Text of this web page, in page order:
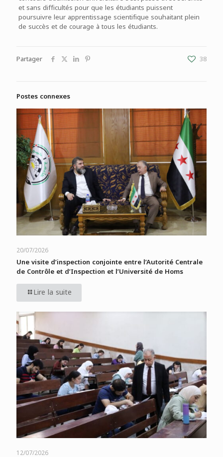
et sans difficultés pour que les étudiants puissent
poursuivre leur apprentissage scientifique souhaitant plein
de succès et de courage à tous les étudiants.
Partager 38
Postes connexes
20/07/2026
Une visite d’inspection conjointe entre l’Autorité Centrale
de Contrôle et d’Inspection et l’Université de Homs
Lire la suite
12/07/2026